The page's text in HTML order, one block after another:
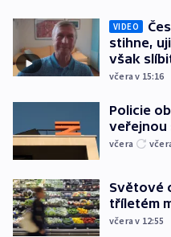
VIDEO
stihne,
však
včera v 15:16
Policie
veřejnou
včera
Světové
tříletém
včera v 12:55